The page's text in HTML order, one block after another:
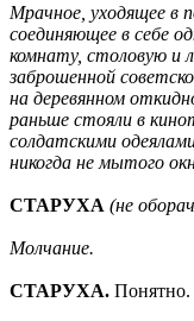
Мрачное, уходящее в
соединяющее в себе
комнату, столовую и
заброшенной
на деревянном
раньше стояли в
солдатскими
никогда не мытого
СТАРУХА (не
Молчание.
СТАРУХА. Понятно.